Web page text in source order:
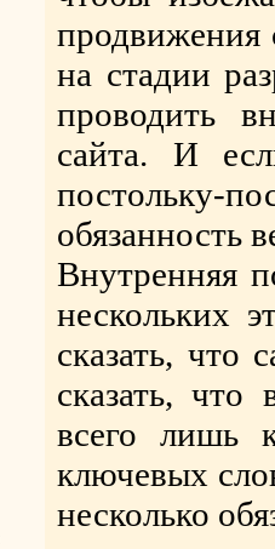
продвижения
на стадии
проводить
сайта. И
постольку-
обязанность
Внутренняя
нескольких
сказать, что
сказать, что
всего лишь
ключевых
несколько